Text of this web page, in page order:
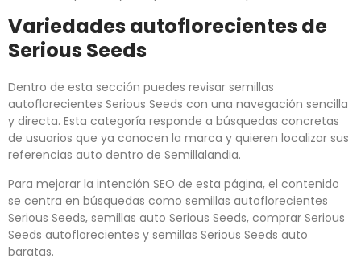
Variedades autoflorecientes de
Serious Seeds
Dentro de esta sección puedes revisar semillas
autoflorecientes Serious Seeds con una navegación sencilla
y directa. Esta categoría responde a búsquedas concretas
de usuarios que ya conocen la marca y quieren localizar sus
referencias auto dentro de Semillalandia.
Para mejorar la intención SEO de esta página, el contenido
se centra en búsquedas como semillas autoflorecientes
Serious Seeds, semillas auto Serious Seeds, comprar Serious
Seeds autoflorecientes y semillas Serious Seeds auto
baratas.